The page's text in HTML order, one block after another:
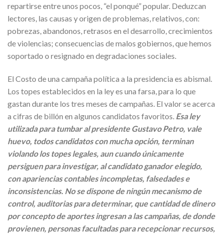
repartirse entre unos pocos, “el ponqué” popular. Deduzcan
lectores, las causas y origen de problemas, relativos, con:
pobrezas, abandonos, retrasos en el desarrollo, crecimientos
de violencias; consecuencias de malos gobiernos, que hemos
soportado o resignado en degradaciones sociales.
El Costo de una campaña política a la presidencia es abismal.
Los topes establecidos en la ley es una farsa, para lo que
gastan durante los tres meses de campañas. El valor se acerca
a cifras de billón en algunos candidatos favoritos. Esa ley
utilizada para tumbar al presidente Gustavo Petro, vale
huevo, todos candidatos con mucha opción, terminan
violando los topes legales, aun cuando únicamente
persiguen para investigar, al candidato ganador elegido,
con apariencias contables incompletas, falsedades e
inconsistencias. No se dispone de ningún mecanismo de
control, auditorias para determinar, que cantidad de dinero
por concepto de aportes ingresan a las campañas, de donde
provienen, personas facultadas para recepcionar recursos,